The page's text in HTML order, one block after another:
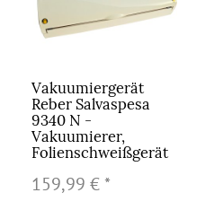
Vakuumiergerät
Reber Salvaspesa
9340 N -
Vakuumierer,
Folienschweißgerät
159,99 €*